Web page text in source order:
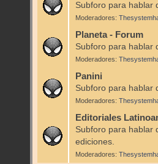
Subforo para hablar
Moderadores:
Planeta - Forum
Subforo para hablar
Moderadores:
Panini
Subforo para hablar
Moderadores:
Editoriales
Subforo para hablar
ediciones.
Moderadores: